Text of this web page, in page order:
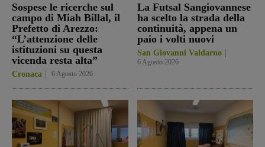
Sospese le ricerche sul
campo di Miah Billal, il
Prefetto di Arezzo:
“L’attenzione delle
istituzioni su questa
vicenda resta alta”
Cronaca 6 Agosto 2026
La Futsal Sangiovannese
ha scelto la strada della
continuità, appena un
paio i volti nuovi
San Giovanni Valdarno
6 Agosto 2026